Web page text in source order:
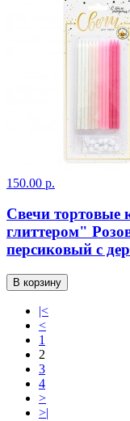
150.00 р.
Свечи тортовые
глиттером"
персиковый с
В корзину
|<
<
1
2
3
4
>
>|